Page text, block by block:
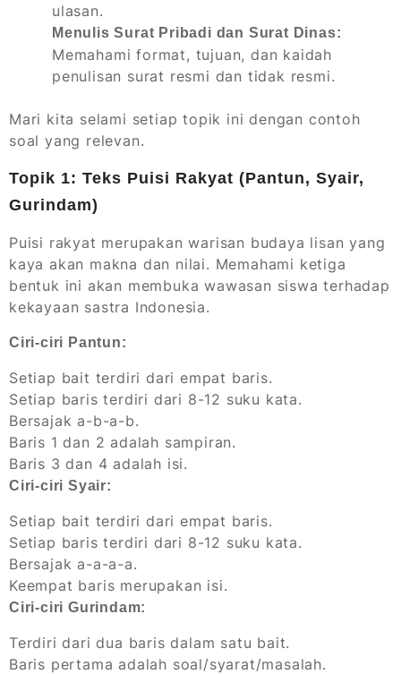
ulasan.
Menulis Surat Pribadi dan Surat Dinas:
Memahami format, tujuan, dan kaidah
penulisan surat resmi dan tidak resmi.
Mari kita selami setiap topik ini dengan contoh
soal yang relevan.
Topik 1: Teks Puisi Rakyat (Pantun, Syair,
Gurindam)
Puisi rakyat merupakan warisan budaya lisan yang
kaya akan makna dan nilai. Memahami ketiga
bentuk ini akan membuka wawasan siswa terhadap
kekayaan sastra Indonesia.
Ciri-ciri Pantun:
Setiap bait terdiri dari empat baris.
Setiap baris terdiri dari 8-12 suku kata.
Bersajak a-b-a-b.
Baris 1 dan 2 adalah sampiran.
Baris 3 dan 4 adalah isi.
Ciri-ciri Syair:
Setiap bait terdiri dari empat baris.
Setiap baris terdiri dari 8-12 suku kata.
Bersajak a-a-a-a.
Keempat baris merupakan isi.
Ciri-ciri Gurindam:
Terdiri dari dua baris dalam satu bait.
Baris pertama adalah soal/syarat/masalah.